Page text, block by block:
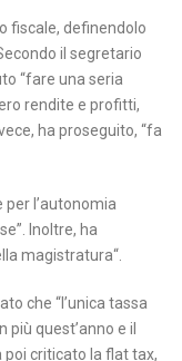
fiscale, definendolo
il segretario
“fare una seria
rendite e profitti,
ha proseguito, “fa
l’autonomia
Inoltre, ha
magistratura“.
che “l’unica tassa
quest’anno e il
poi criticato la flat tax,